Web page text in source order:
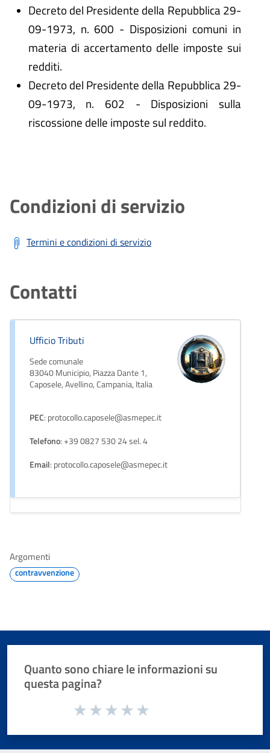
Decreto del Presidente della Repubblica 29-
09-1973, n. 600 - Disposizioni comuni in
materia di accertamento delle imposte sui
redditi.
Decreto del Presidente della Repubblica 29-
09-1973, n. 602 - Disposizioni sulla
riscossione delle imposte sul reddito.
Condizioni di servizio
Termini e condizioni di servizio
Contatti
Ufficio Tributi
Sede comunale
83040 Municipio, Piazza Dante 1,
Caposele, Avellino, Campania, Italia
PEC: protocollo.caposele@asmepec.it
Telefono: +39 0827 530 24 sel. 4
Email: protocollo.caposele@asmepec.it
Argomenti
contravvenzione
Quanto sono chiare le informazioni su
questa pagina?
Valuta da 1 a 5 stelle la pagina